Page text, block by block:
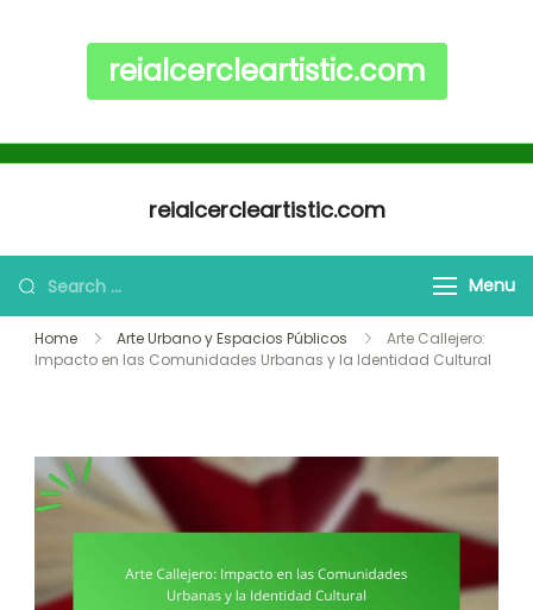
reialcercleartistic.com
reialcercleartistic.com
Search for: Menu
Home Arte Urbano y Espacios Públicos
Arte Callejero:
Impacto en las Comunidades Urbanas y la Identidad Cultural